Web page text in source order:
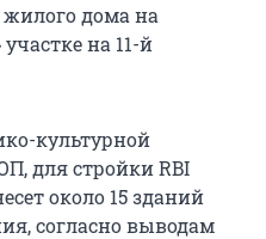
жилого дома на
на 11-й
культурной
для стройки RBI
около 15 зданий
согласно выводам